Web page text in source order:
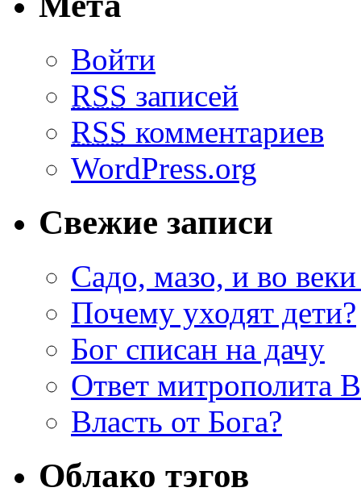
Войти
RSS записей
RSS комментариев
WordPress.org
Свежие записи
Садо, мазо, и во веки
Почему уходят дети?
Бог списан на дачу
Ответ митрополита
Власть от Бога?
Облако тэгов